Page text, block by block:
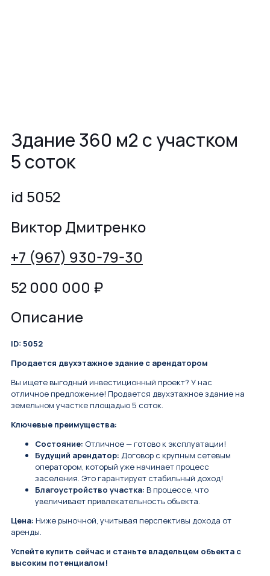
Здание 360 м2 с участком
5 соток
id 5052
Виктор Дмитренко
+7 (967) 930-79-30
52 000 000 ₽
Описание
ID: 5052
Продается двухэтажное здание с арендатором
Вы ищете выгодный инвестиционный проект? У нас
отличное предложение! Продается двухэтажное здание на
земельном участке площадью 5 соток.
Ключевые преимущества:
Состояние: Отличное — готово к эксплуатации!
Будущий арендатор: Договор с крупным сетевым
оператором, который уже начинает процесс
заселения. Это гарантирует стабильный доход!
Благоустройство участка: В процессе, что
увеличивает привлекательность объекта.
Цена: Ниже рыночной, учитывая перспективы дохода от
аренды.
Успейте купить сейчас и станьте владельцем объекта с
высоким потенциалом!